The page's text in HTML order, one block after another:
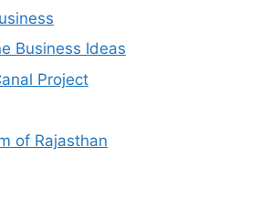
Business Ideas
Project
of Rajasthan